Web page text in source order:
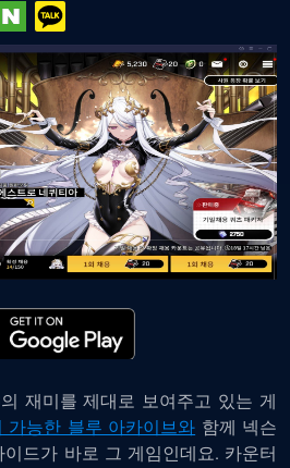
재미를 제대로 보여주고 있는 게
가능한 블루 아카이브와 함께 넥슨
드가 바로 그 게임인데요. 카운터